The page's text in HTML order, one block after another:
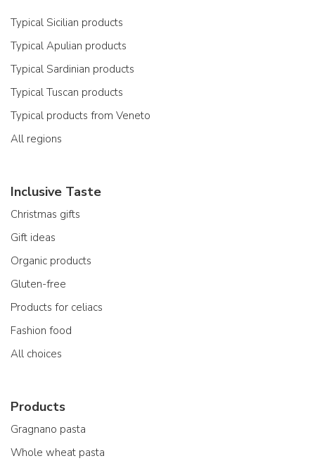
Typical Sicilian products
Typical Apulian products
Typical Sardinian products
Typical Tuscan products
Typical products from Veneto
All regions
Inclusive Taste
Christmas gifts
Gift ideas
Organic products
Gluten-free
Products for celiacs
Fashion food
All choices
Products
Gragnano pasta
Whole wheat pasta